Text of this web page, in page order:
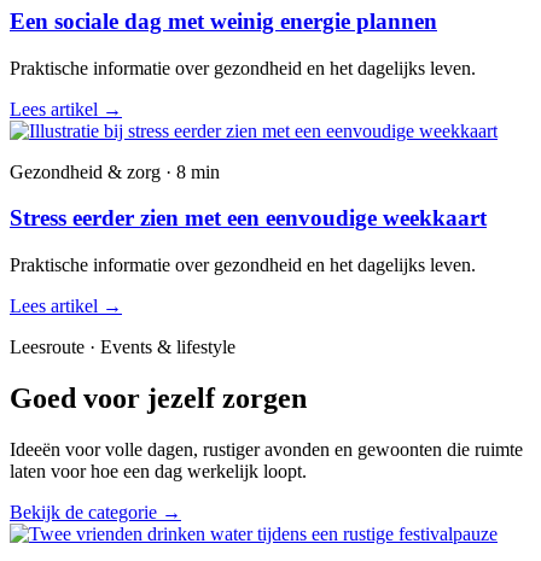
Een sociale dag met weinig energie plannen
Praktische informatie over gezondheid en het dagelijks leven.
Lees artikel →
Gezondheid & zorg · 8 min
Stress eerder zien met een eenvoudige weekkaart
Praktische informatie over gezondheid en het dagelijks leven.
Lees artikel →
Leesroute · Events & lifestyle
Goed voor jezelf zorgen
Ideeën voor volle dagen, rustiger avonden en gewoonten die ruimte
laten voor hoe een dag werkelijk loopt.
Bekijk de categorie →